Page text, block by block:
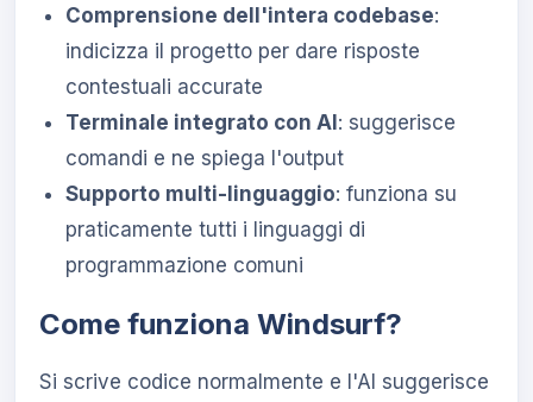
Comprensione dell'intera codebase:
indicizza il progetto per dare risposte
contestuali accurate
Terminale integrato con AI: suggerisce
comandi e ne spiega l'output
Supporto multi-linguaggio: funziona su
praticamente tutti i linguaggi di
programmazione comuni
Come funziona Windsurf?
Si scrive codice normalmente e l'AI suggerisce